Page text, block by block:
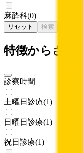
麻酔科(0)
リセット 検索
特徴からさがす
診察時間
土曜日診療(1)
日曜日診療(1)
祝日診療(1)